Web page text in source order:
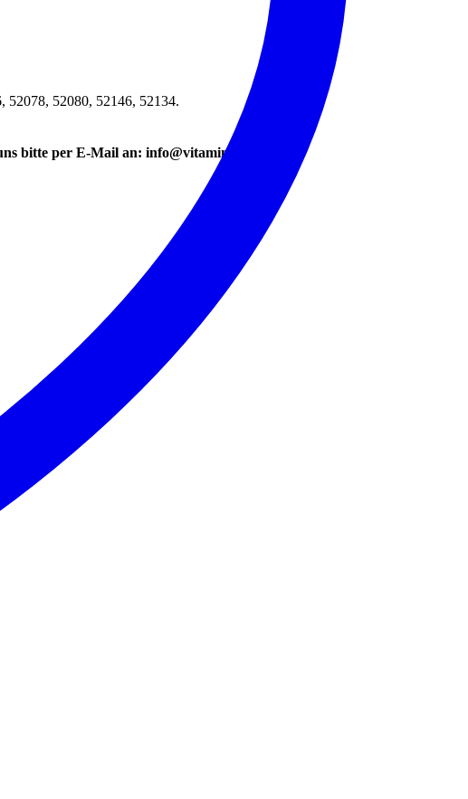
52078, 52080, 52146, 52134.
bitte per E-Mail an: info@vitaminbazar.de